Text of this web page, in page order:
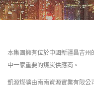
本集團擁有位於中國新疆昌吉州
中一家重要的煤炭供應商。
凱源煤礦由南南資源實業有限公